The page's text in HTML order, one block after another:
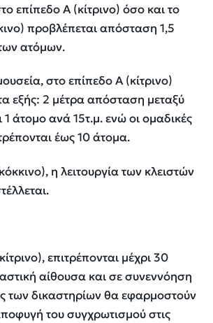
επίπεδο Α (κίτρινο) όσο και το
προβλέπεται απόσταση 1,5
ατόμων.
στο επίπεδο Α (κίτρινο)
εξής: 2 μέτρα απόσταση μεταξύ
άτομο ανά 15τ.μ. ενώ οι ομαδικές
έως 10 άτομα.
η λειτουργία των κλειστών
επιτρέπονται μέχρι 30
αίθουσα και σε συνεννόηση
των δικαστηρίων θα εφαρμοστούν
του συγχρωτισμού στις